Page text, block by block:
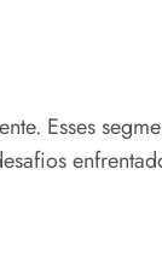
Esses